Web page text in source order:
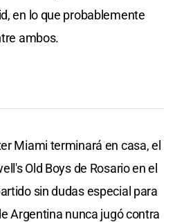
en lo que probablemente
ambos.
Miami terminará en casa, el
Old Boys de Rosario en el
sin dudas especial para
Argentina nunca jugó contra